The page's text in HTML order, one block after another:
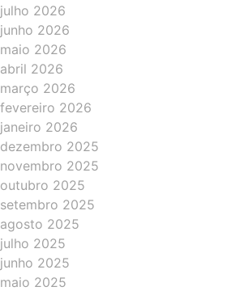
julho 2026
junho 2026
maio 2026
abril 2026
março 2026
fevereiro 2026
janeiro 2026
dezembro 2025
novembro 2025
outubro 2025
setembro 2025
agosto 2025
julho 2025
junho 2025
maio 2025